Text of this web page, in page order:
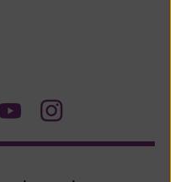
Zum Zum
Instagram